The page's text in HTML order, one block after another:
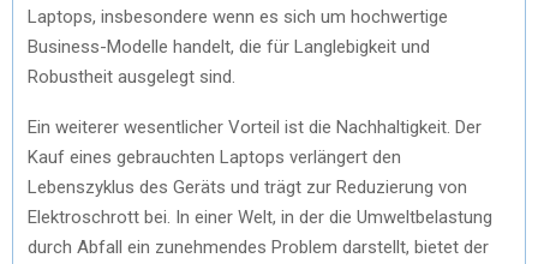
Laptops, insbesondere wenn es sich um hochwertige
Business-Modelle handelt, die für Langlebigkeit und
Robustheit ausgelegt sind.
Ein weiterer wesentlicher Vorteil ist die Nachhaltigkeit. Der
Kauf eines gebrauchten Laptops verlängert den
Lebenszyklus des Geräts und trägt zur Reduzierung von
Elektroschrott bei. In einer Welt, in der die Umweltbelastung
durch Abfall ein zunehmendes Problem darstellt, bietet der